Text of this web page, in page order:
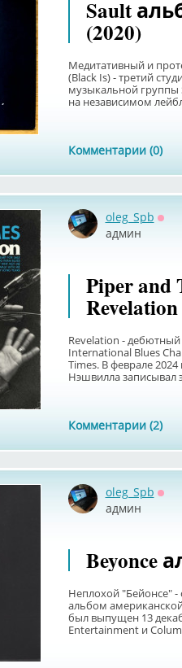
Sault
(2020)
Медитативный и
(Black Is) - третий
музыкальной
на независимом
Комментарии (0)
oleg_Spb
админ
Piper and
Revelation -
International Blues
Times. В феврале 2024
Нэшвилла записывал
Комментарии (2)
oleg_Spb
админ
Beyonce
Неплохой "Бейонсе"
альбом
был выпущен 13
Entertainment и